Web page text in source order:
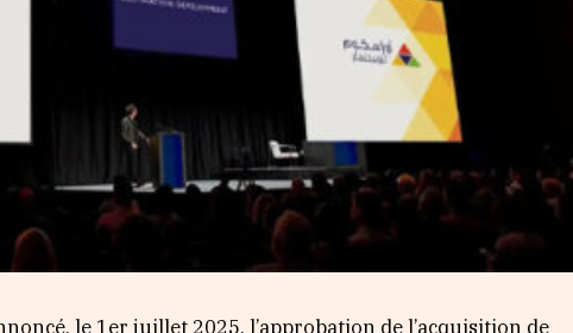
le 1er juillet 2025, l’approbation de l’acquisition de